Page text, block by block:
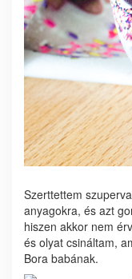
Szerttettem
anyagokra, és azt
hiszen akkor nem
és olyat csináltam,
Bora babának.